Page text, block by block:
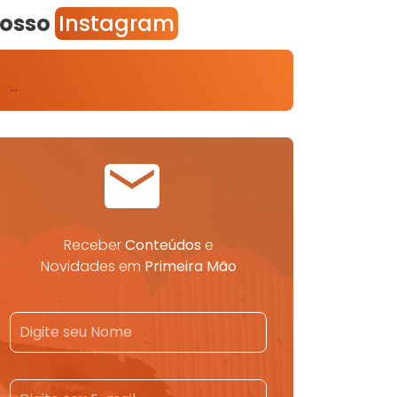
Instagram
…
ReceberConteúdos e
Novidades em Primeira Mão